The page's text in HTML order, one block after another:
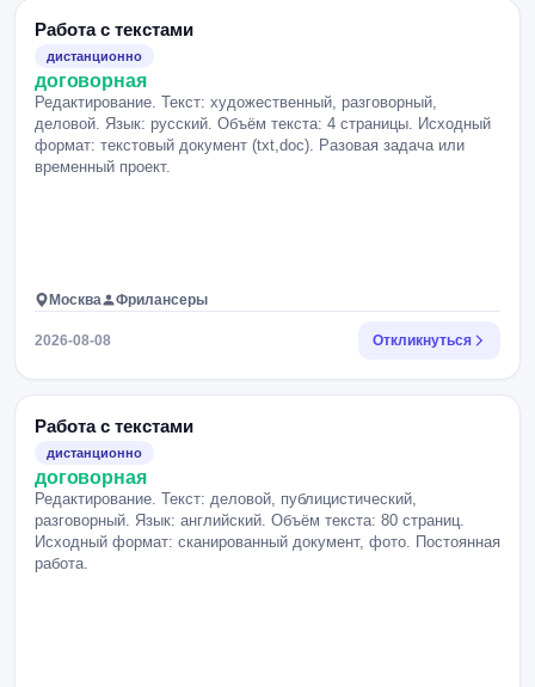
Работа с текстами
дистанционно
договорная
Редактирование. Текст: художественный, разговорный,
деловой. Язык: русский. Объём текста: 4 страницы. Исходный
формат: текстовый документ (txt,doc). Разовая задача или
временный проект.
Москва Фрилансеры
2026-08-08 Откликнуться
Работа с текстами
дистанционно
договорная
Редактирование. Текст: деловой, публицистический,
разговорный. Язык: английский. Объём текста: 80 страниц.
Исходный формат: сканированный документ, фото. Постоянная
работа.